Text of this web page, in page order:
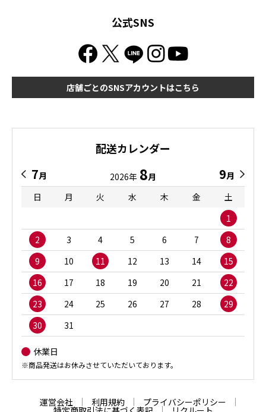
公式SNS
店舗ごとのSNSアカウントはこちら
配送カレンダー
7月 2026年 8月 9月
日
月 火 水 木 金
土
1
2
3 4 5 6 7
8
9
10 11 12 13 14
15
16
17 18 19 20 21
22
23
24 25 26 27 28
29
30
31
休業日
※商品発送はお休みさせていただいております。
運営会社 利用規約 プライバシーポリシー